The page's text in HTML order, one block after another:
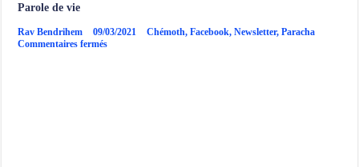
Parole de vie
Rav Bendrihem 09/03/2021 Chémoth,Facebook,Newsletter,Paracha
Commentaires ferméssur